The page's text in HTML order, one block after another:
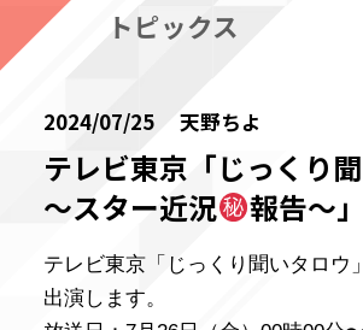
トピックス
2024/07/25 天野ちよ
テレビ東京「じっくり
～スター近況
報告～
テレビ東京「じっくり聞いタロウ
出演します。